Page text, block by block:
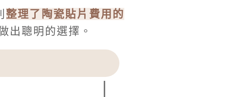
整理了陶瓷貼片費用的
出聰明的選擇。